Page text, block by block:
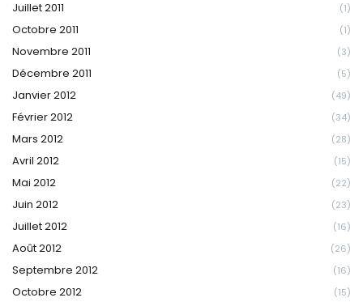
Juillet 2011 (1)
Octobre 2011 (1)
Novembre 2011 (3)
Décembre 2011 (5)
Janvier 2012 (49)
Février 2012 (34)
Mars 2012 (28)
Avril 2012 (15)
Mai 2012 (22)
Juin 2012 (23)
Juillet 2012 (16)
Août 2012 (26)
Septembre 2012 (16)
Octobre 2012 (15)